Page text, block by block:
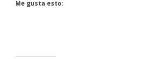
Me gusta esto: